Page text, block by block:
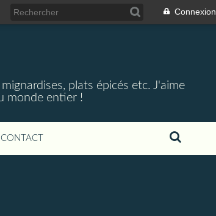
Connexion
plats épicés etc. J'aime
monde entier !
CONTACT